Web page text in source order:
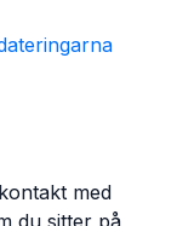
med
du sitter på